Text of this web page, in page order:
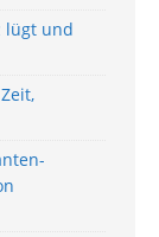
lügt und